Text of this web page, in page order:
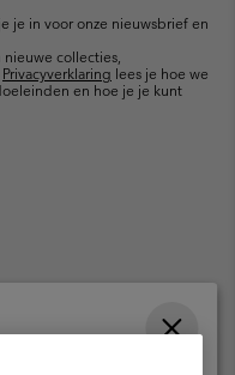
je in voor onze nieuwsbrief en
collecties,
Privacyverklaring lees je hoe we
en hoe je je kunt
français ›